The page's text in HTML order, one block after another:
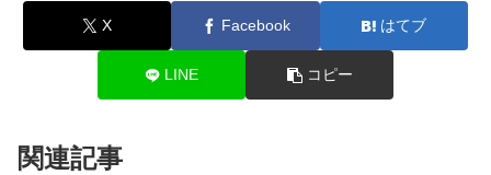
X Facebook はてブ
LINE コピー
関連記事